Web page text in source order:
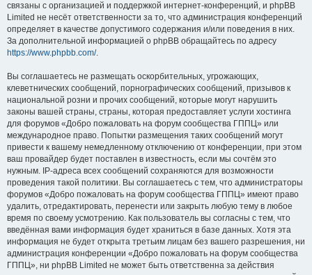
связаны с организацией и поддержкой интернет-конференций, и phpBB
Limited не несёт ответственности за то, что администрация конференций
определяет в качестве допустимого содержания и/или поведения в них.
За дополнительной информацией о phpBB обращайтесь по адресу
https://www.phpbb.com/.
Вы соглашаетесь не размещать оскорбительных, угрожающих,
клеветнических сообщений, порнографических сообщений, призывов к
национальной розни и прочих сообщений, которые могут нарушить
законы вашей страны, страны, которая предоставляет услуги хостинга
для форумов «Добро пожаловать на форум сообщества ГППЦ» или
международное право. Попытки размещения таких сообщений могут
привести к вашему немедленному отключению от конференции, при этом
ваш провайдер будет поставлен в известность, если мы сочтём это
нужным. IP-адреса всех сообщений сохраняются для возможности
проведения такой политики. Вы соглашаетесь с тем, что администраторы
форумов «Добро пожаловать на форум сообщества ГППЦ» имеют право
удалить, отредактировать, перенести или закрыть любую тему в любое
время по своему усмотрению. Как пользователь вы согласны с тем, что
введённая вами информация будет храниться в базе данных. Хотя эта
информация не будет открыта третьим лицам без вашего разрешения, ни
администрация конференции «Добро пожаловать на форум сообщества
ГППЦ», ни phpBB Limited не может быть ответственна за действия